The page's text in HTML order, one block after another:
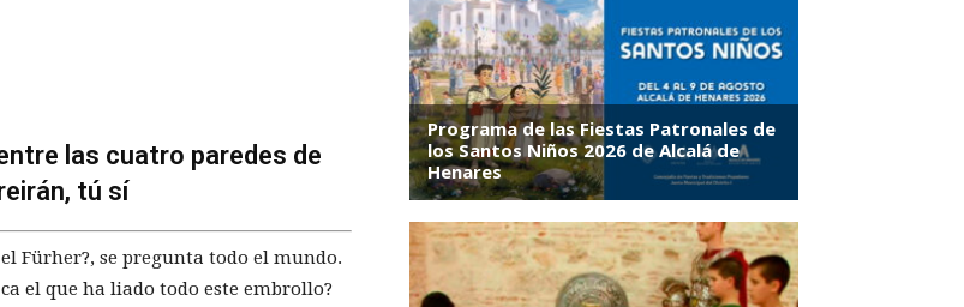
las cuatro paredes de
tú sí
Fürher?, se pregunta todo el mundo.
el que ha liado todo este embrollo?